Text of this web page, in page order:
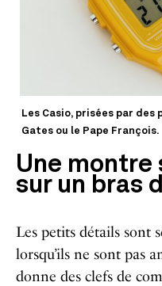
Les Casio, prisées par
Gates ou le Pape François.
Une
sur un bras
Les petits détails sont
lorsqu’ils ne sont pas
donne des clefs de